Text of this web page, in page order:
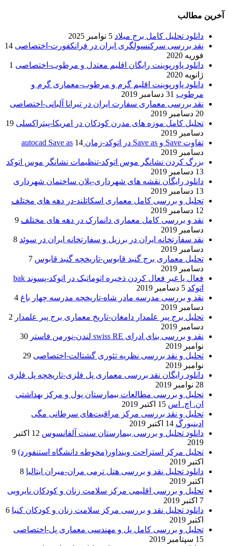
آخرین مطالب
دانلود تحلیل کامل برج میلاد 5 نوامبر 2025
نقد بررسی سرکنسولگری ایران در فرانکفورت-اختصاصی 14
فوریه 2020
دانلود پاورپوینت رایگان اقلیم معتدل و مرطوب-اختصاصی 1
ژانویه 2020
دانلود پاورپوینت اقلیم گرم و مرطوب-معماری گرم و
مرطوب 31 دسامبر 2019
نقد بررسی معماری سفارت ایران در تیرانا آلبانی-اختصاصی
20 دسامبر 2019
تحلیل کامل موزه های مدرن کودکان در امریکا-پیتراکسلی 19
دسامبر 2019
تفاوت Save و Save as در اتوکد-زمان autocad Save as
14
دسامبر 2019
بزرگ کردن نشانگر موس اتوکد-تنظیمات نشانگر موس اتوکد
13 دسامبر 2019
دانلود رایگان نقشه های شهرداری-پلان ساختمان شهرداری
13 دسامبر 2019
تحلیل و بررسی کامل معماری اسکاتلند-در دهه های مختلف
12 دسامبر 2019
نقد و بررسی کامل معماری دانمارک در دهه های مختلف 9
دسامبر 2019
نقد سفارتخانه ایران در برزیل و سفارتخانه ایران در سوئد 8
دسامبر 2019
تحلیل معماری برج گنبد قابوس-تاریخچه گنبد قابوس 7
دسامبر 2019
فعال یا غیر فعال کردن ذخیره اتوماتیک در اتوکد-پسوند bak
اتوکد 5 دسامبر 2019
نقد و بررسی مدرسه مادر شاه-تاریخچه مدرسه چهار باغ 4
دسامبر 2019
تحلیل برج پیر علمدار دامغان-تاریخ معماری برج پیر علمدار 2
دسامبر 2019
نقد و بررسی بنای ادرای swiss RE لندن-نورمن فاستر
30
نوامبر 2019
تحلیل و نقد بررسی نظریه تئوری گشتالت-اختصاصی 29
نوامبر 2019
دانلود رایگان نقد بررسی معماری پل فلزی-تاریخچه پل فلزی
28 نوامبر 2019
تحلیل و بررسی مطالعات بیمارستان پول و مرکز بهداشتی
ان. اچ. اس 15 اکتبر 2019
تحلیل و نقد بررسی مرکز مراقبت‌های سرطانی مگی
ادینبورگ 14 اکتبر 2019
دانلود تحلیل و بررسی بیمارستان سنت آلفانسوس
12 اکتبر
2019
تحلیل مرکز استراحت وینداور(محوطه دانشگاه استنفورد) 9
اکتبر 2019
دانلود تحلیل نقد و بررسی هتل ترمی مران-میران ایتالیا 8
اکتبر 2019
تحلیل و بررسی اقلیمی مرکز سلامت زنان و کودکان نایروبی
7 اکتبر 2019
دانلود تحلیل نقد و بررسی مرکز سلامت زنان و کودکان کنیا 6
اکتبر 2019
تحلیل و بررسی کامل پل و مهندسی معماری پل-اختصاصی
15 سپتامبر 2019